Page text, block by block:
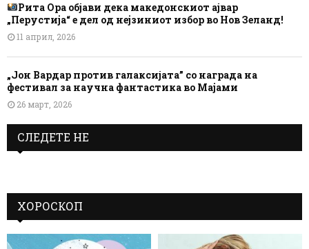
Рита Ора објави дека македонскиот ајвар
„Перустија“ е дел од нејзиниот избор во Нов Зеланд!
11 април, 2026
„Јон Вардар против галаксијата” со награда на
фестивал за научна фантастика во Мајами
26 март, 2026
СЛЕДЕТЕ НЕ
ХОРОСКОП